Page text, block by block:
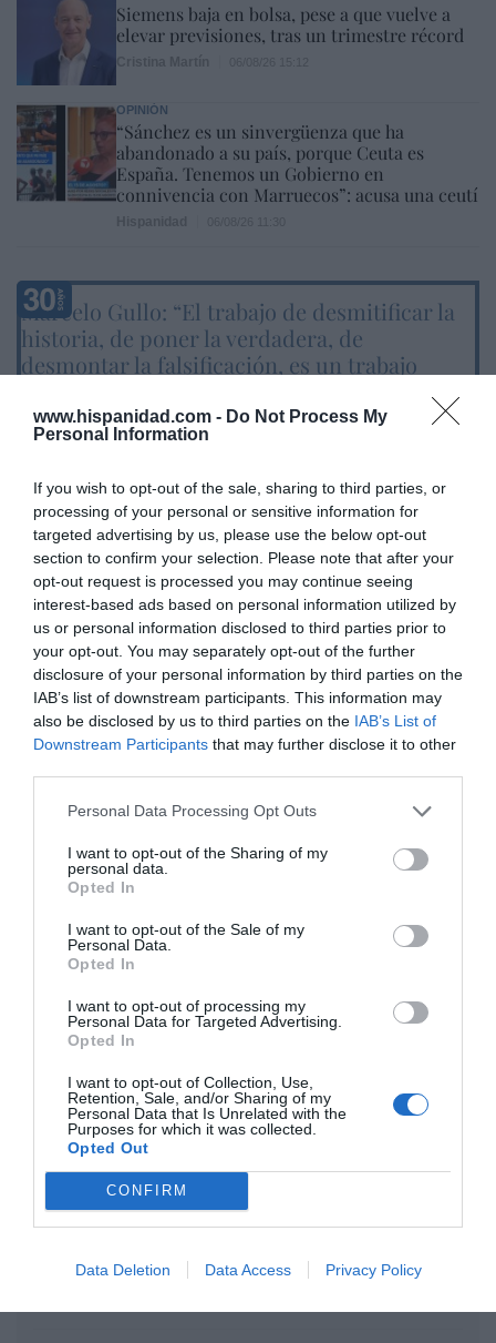
www.hispanidad.com - Do Not Process My
Personal Information
If you wish to opt-out of the sale, sharing to third parties, or
processing of your personal or sensitive information for
targeted advertising by us, please use the below opt-out
section to confirm your selection. Please note that after your
opt-out request is processed you may continue seeing
interest-based ads based on personal information utilized by
us or personal information disclosed to third parties prior to
your opt-out. You may separately opt-out of the further
disclosure of your personal information by third parties on the
IAB’s list of downstream participants. This information may
also be disclosed by us to third parties on the IAB’s List of
Downstream Participants that may further disclose it to other
Personal Data Processing Opt Outs
I want to opt-out of the Sharing of my
personal data.
Opted In
I want to opt-out of the Sale of my
Personal Data.
Opted In
I want to opt-out of processing my
Personal Data for Targeted Advertising.
Opted In
I want to opt-out of Collection, Use,
Retention, Sale, and/or Sharing of my
Personal Data that Is Unrelated with the
Purposes for which it was collected.
Opted Out
CONFIRM
Data Deletion Data Access Privacy Policy
Siemens baja en bolsa, pese a que vuelve a
elevar previsiones, tras un trimestre récord
OPINIÓN
“Sánchez es un sinvergüenza que ha
abandonado a su país, porque Ceuta es
España. Tenemos un Gobierno en
connivencia con Marruecos”: acusa una ceutí
Marcelo Gullo: “El trabajo de desmitificar la
historia, de poner la verdadera, de
desmontar la falsificación, es un trabajo
por Hispanidad
DIARIO DE LA CORRUPCIÓN SANCHISTA
Diario de la corrupción sanchista. La
Audiencia Nacional prorroga seis meses la
investigación del caso Koldo, ante el
ingente material incautado por la UCO
por Redacción
Artículos anteriores
Opinión
Enormes minucias
por Eulogio López
El IBEX 35 cerró la sesión del miércoles en
los 20.057 puntos, un nuevo récord
Eulogio López
Ceuta. Nuestra Señora de África:
convertir al musulmán